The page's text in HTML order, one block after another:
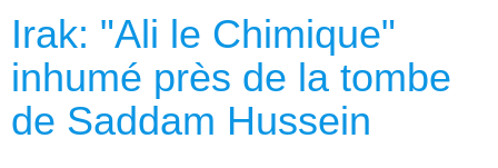
Irak: "Ali le Chimique"
inhumé près de la tombe
de Saddam Hussein